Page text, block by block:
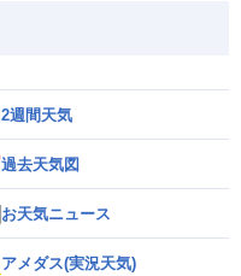
2週間天気
過去天気図
お天気ニュース
アメダス(実況天気)